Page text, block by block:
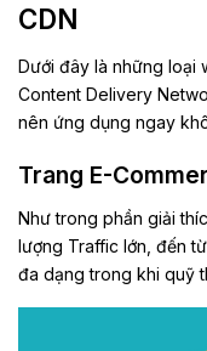
CDN
Dưới đây là những loại
Content Delivery
nên ứng dụng ngay
Trang E-
Như trong phần giải
lượng Traffic lớn, đến
đa dạng trong khi quỹ